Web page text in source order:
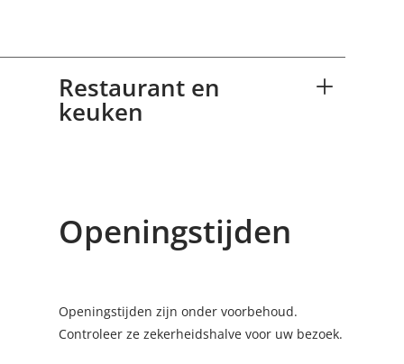
Restaurant en
keuken
Openingstijden
Openingstijden zijn onder voorbehoud.
Controleer ze zekerheidshalve voor uw bezoek.